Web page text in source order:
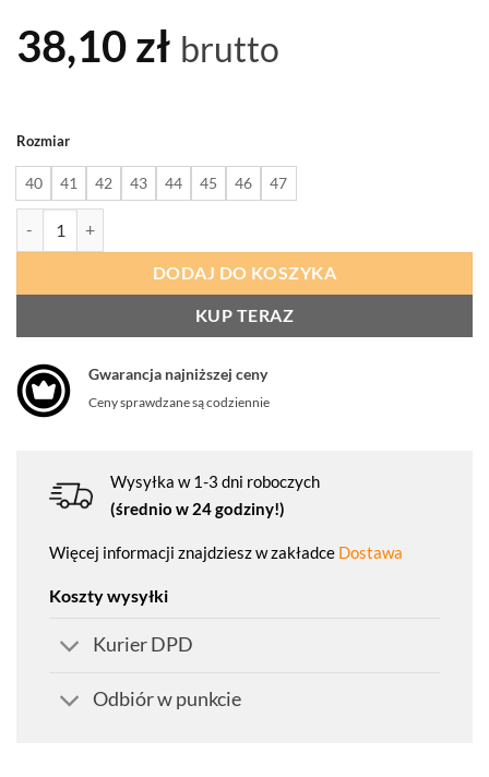
38,10zł brutto
Rozmiar
40 41 42 43 44 45 46
47
DODAJ DO KOSZYKA
KUP TERAZ
Gwarancja najniższej ceny
Ceny sprawdzane są codziennie
Wysyłka w 1-3 dni roboczych
(średnio w 24 godziny!)
Więcej informacji znajdziesz w zakładce Dostawa
Koszty wysyłki
Kurier DPD
Odbiór w punkcie